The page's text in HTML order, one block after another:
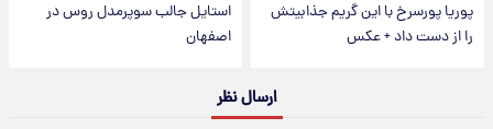
پوریا پورسرخ با این گریم جذابیتش
را از دست داد + عکس
استایل جالب سوپرمدل روس در
اصفهان
ارسال نظر